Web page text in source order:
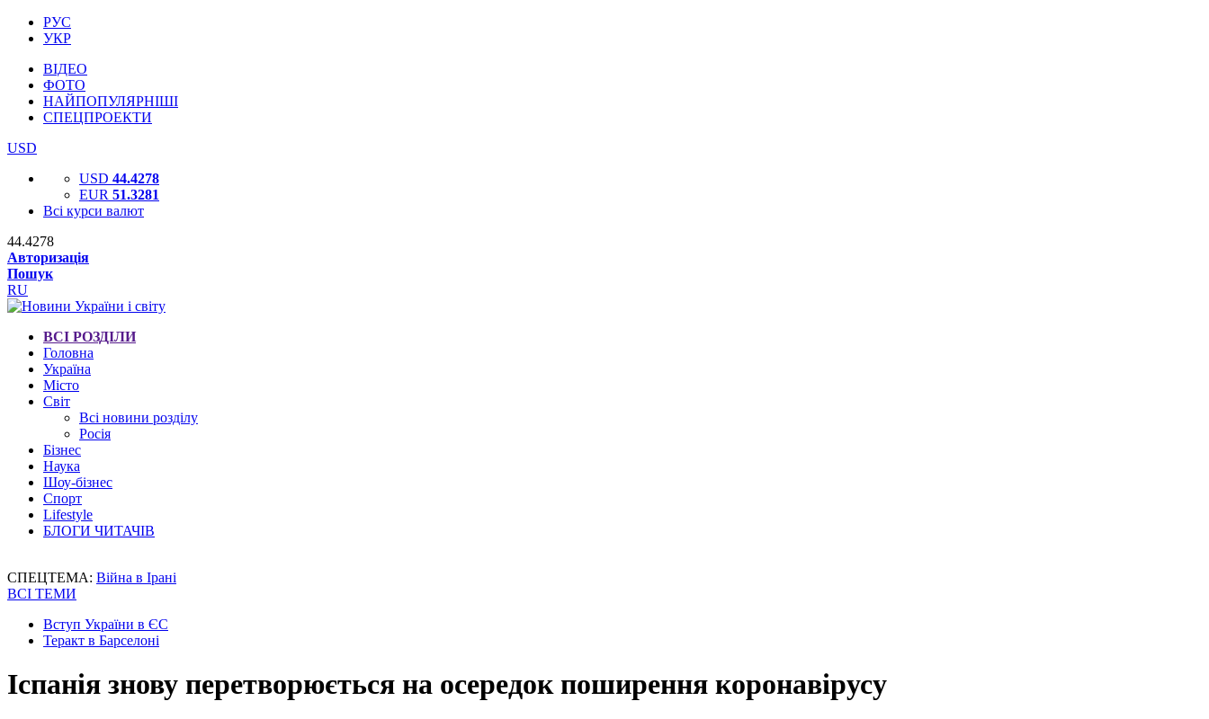
РУС
УКР
ВІДЕО
ФОТО
НАЙПОПУЛЯРНІШІ
СПЕЦПРОЕКТИ
USD
USD 44.4278
EUR 51.3281
Всі курси валют
44.4278
Авторизація
Пошук
RU
ВСІ РОЗДІЛИ
Головна
Україна
Місто
Світ
Всі новини розділу
Росія
Бізнес
Наука
Шоу-бізнес
Спорт
Lifestyle
БЛОГИ ЧИТАЧІВ
СПЕЦТЕМА: Війна в Ірані
ВСІ ТЕМИ
Вступ України в ЄС
Теракт в Барселоні
Іспанія знову перетворюється на осередок поширення коронавірусу